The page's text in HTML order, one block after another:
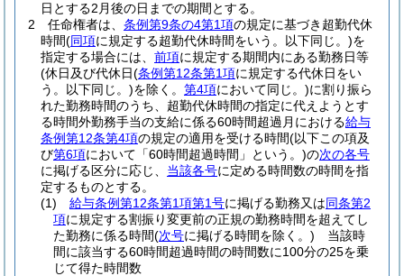
日とする2月後の日までの期間とする。
2
任命権者は、 条例第9条の4第1項の規定に基づき超勤代休
時間(同項に規定する超勤代休時間をいう。以下同じ。)を
指定する場合には、 前項に規定する期間内にある勤務日等
(休日及び代休日(条例第12条第1項に規定する代休日をい
う。以下同じ。)を除く。 第4項において同じ。)に割り振ら
れた勤務時間のうち、超勤代休時間の指定に代えようとす
る時間外勤務手当の支給に係る60時間超過月における給与
条例第12条第4項の規定の適用を受ける時間(以下この項及
び第6項において「60時間超過時間」という。)の次の各号
に掲げる区分に応じ、 当該各号に定める時間数の時間を指
定するものとする。
(1)
給与条例第12条第1項第1号に掲げる勤務又は同条第2
項に規定する割振り変更前の正規の勤務時間を超えてし
た勤務に係る時間(次号に掲げる時間を除く。) 当該時
間に該当する60時間超過時間の時間数に100分の25を乗
じて得た時間数